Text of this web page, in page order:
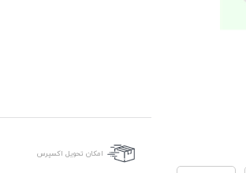
امکان تحویل اکسپرس